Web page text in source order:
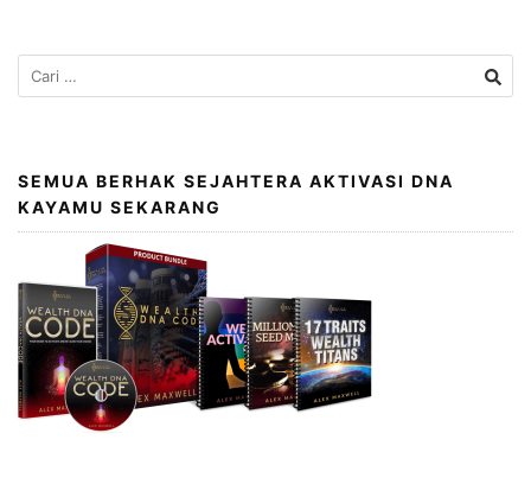
SEMUA BERHAK SEJAHTERA AKTIVASI DNA
KAYAMU SEKARANG